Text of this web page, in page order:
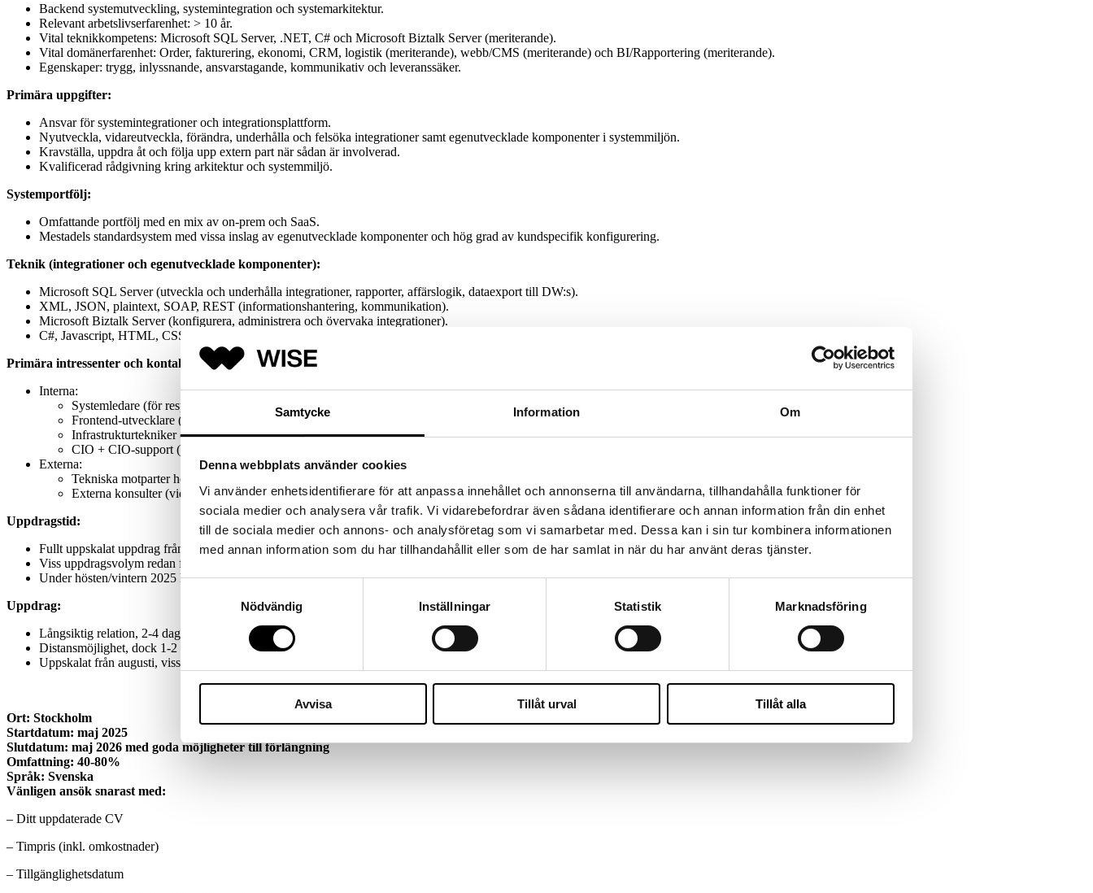
Samtycke Information Om
Denna webbplats använder cookies
Vi använder enhetsidentifierare för att anpassa innehållet och annonserna till användarna, tillhandahålla funktioner för
sociala medier och analysera vår trafik. Vi vidarebefordrar även sådana identifierare och annan information från din enhet
till de sociala medier och annons- och analysföretag som vi samarbetar med. Dessa kan i sin tur kombinera informationen
med annan information som du har tillhandahållit eller som de har samlat in när du har använt deras tjänster.
Samtyckesval
Nödvändig
Inställningar Statistik Marknadsföring
Avvisa Tillåt urval Tillåt alla
Backend systemutveckling, systemintegration och systemarkitektur.
Relevant arbetslivserfarenhet: > 10 år.
Vital teknikkompetens: Microsoft SQL Server, .NET, C# och Microsoft Biztalk Server (meriterande).
Vital domänerfarenhet: Order, fakturering, ekonomi, CRM, logistik (meriterande), webb/CMS (meriterande) och BI/Rapportering (meriterande).
Egenskaper: trygg, inlyssnande, ansvarstagande, kommunikativ och leveranssäker.
Primära uppgifter:
Ansvar för systemintegrationer och integrationsplattform.
Nyutveckla, vidareutveckla, förändra, underhålla och felsöka integrationer samt egenutvecklade komponenter i systemmiljön.
Kravställa, uppdra åt och följa upp extern part när sådan är involverad.
Kvalificerad rådgivning kring arkitektur och systemmiljö.
Systemportfölj:
Omfattande portfölj med en mix av on-prem och SaaS.
Mestadels standardsystem med vissa inslag av egenutvecklade komponenter och hög grad av kundspecifik konfigurering.
Teknik (integrationer och egenutvecklade komponenter):
Microsoft SQL Server (utveckla och underhålla integrationer, rapporter, affärslogik, dataexport till DW:s).
XML, JSON, plaintext, SOAP, REST (informationshantering, kommunikation).
Microsoft Biztalk Server (konfigurera, administrera och övervaka integrationer).
C#, Javascript, HTML, CSS (utveckling, OBS, för specifik webbutveckling/frontend finns annan ”inhousekonsult” inom IT-avdelningen).
Primära intressenter och kontaktytor:
Interna:
Systemledare (för respektive system).
Frontend-utvecklare (annan ”inhousekonsult”).
Infrastrukturtekniker (för intern driftsmiljö).
CIO + CIO-support (uppdragsgivare).
Externa:
Tekniska motparter hos systemleverantörer.
Externa konsulter (vid specifika projekt, uppdrag, ärenden).
Uppdragstid:
Fullt uppskalat uppdrag från och med augusti 2025.
Viss uppdragsvolym redan från och med april-maj för introduktion och överlämning tillsammans med avlämnande ”inhousekonsult”.
Under hösten/vintern 2025 kommer denne även att finnas tillgänglig på distans ca 1 dag/vecka som second line och för ytterligare kunskapsöverföring vid behov.
Uppdrag:
Långsiktig relation, 2-4 dagar/vecka.
Distansmöjlighet, dock 1-2 dagar/vecka på plats hos kunden.
Uppskalat från augusti, viss omfattning redan från och med april/maj.
Ort: Stockholm
Startdatum: maj 2025
Slutdatum: maj 2026 med goda möjligheter till förlängning
Omfattning: 40-80%
Språk: Svenska
Vänligen ansök snarast med:
– Ditt uppdaterade CV
– Timpris (inkl. omkostnader)
– Tillgänglighetsdatum